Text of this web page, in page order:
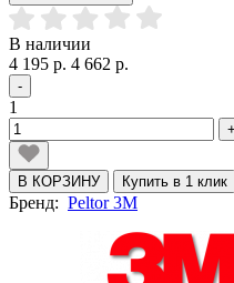
В наличии
4 195 р. 4 662 р.
-
1
+
В КОРЗИНУ Купить в 1 клик
Бренд: Peltor 3M